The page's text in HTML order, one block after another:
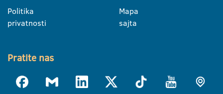
Politika
privatnosti
Mapa
sajta
Pratite nas